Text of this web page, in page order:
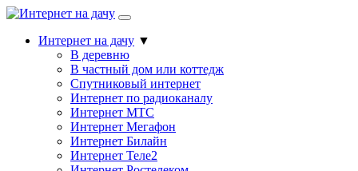
Интернет на дачу ▼
В деревню
В частный дом или коттедж
Спутниковый интернет
Интернет по радиоканалу
Интернет МТС
Интернет Мегафон
Интернет Билайн
Интернет Теле2